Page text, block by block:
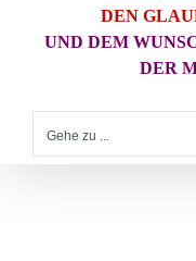
DEN
UND DEM
DER
Gehe zu ...